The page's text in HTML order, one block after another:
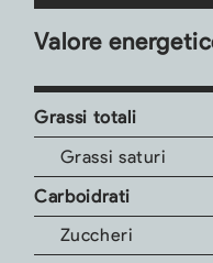
Valore
Grassi totali
Grassi saturi
Carboidrati
Zuccheri